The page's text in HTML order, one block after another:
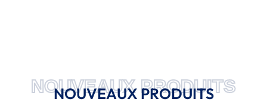
NOUVEAUX PRODUITS
NOUVEAUX PRODUITS